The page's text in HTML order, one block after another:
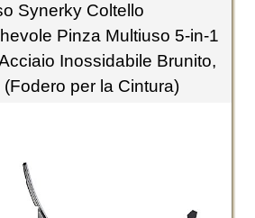
Synerky Coltello
Pinza Multiuso 5-in-1
Inossidabile Brunito,
per la Cintura)